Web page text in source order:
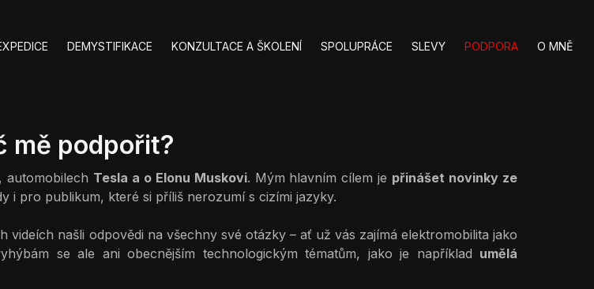
DEMYSTIFIKACE KONZULTACE A ŠKOLENÍ SPOLUPRÁCE SLEVY PODPORA O MNĚ
mě podpořit?
, automobilech Tesla a o Elonu Muskovi. Mým hlavním cílem je přinášet novinky ze
i pro publikum, které si příliš nerozumí s cizími jazyky.
našli odpovědi na všechny své otázky – ať už vás zajímá elektromobilita jako
se ale ani obecnějším technologickým tématům, jako je například umělá